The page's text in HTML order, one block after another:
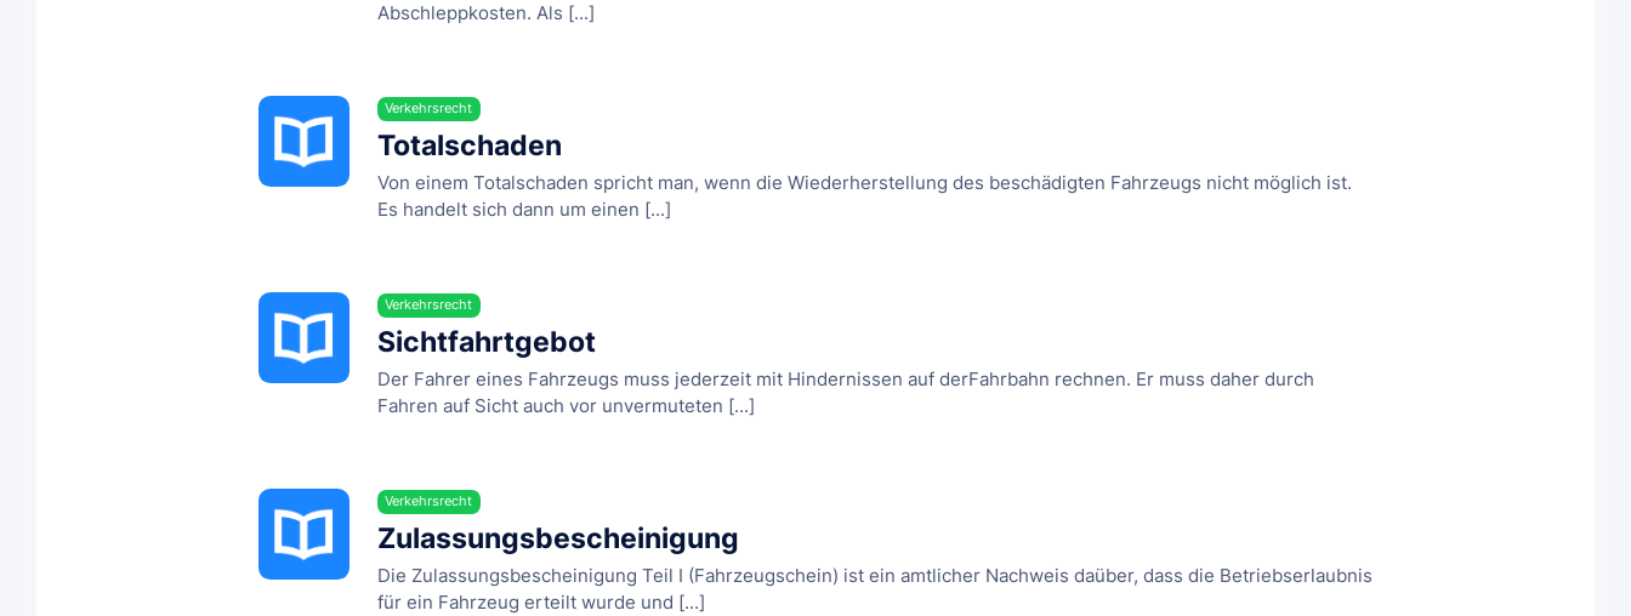
Abschleppkosten. Als [...]
Verkehrsrecht
Totalschaden
Von einem Totalschaden spricht man, wenn die Wiederherstellung des beschädigten Fahrzeugs nicht möglich ist.
Es handelt sich dann um einen [...]
Verkehrsrecht
Sichtfahrtgebot
Der Fahrer eines Fahrzeugs muss jederzeit mit Hindernissen auf derFahrbahn rechnen. Er muss daher durch
Fahren auf Sicht auch vor unvermuteten [...]
Verkehrsrecht
Zulassungsbescheinigung
Die Zulassungsbescheinigung Teil I (Fahrzeugschein) ist ein amtlicher Nachweis daüber, dass die Betriebserlaubnis
für ein Fahrzeug erteilt wurde und [...]